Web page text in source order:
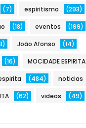
(7) espiritismo (293)
(18) eventos (199)
João Afonso (14)
(16) MOCIDADE ESPIRITA
(484) noticias
(62) videos (49)